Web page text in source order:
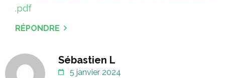
.pdf
RÉPONDRE
Sébastien L
5 janvier 2024